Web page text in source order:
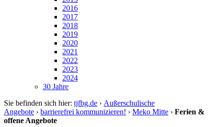
2016
2017
2018
2019
2020
2021
2022
2023
2024
30 Jahre
Sie befinden sich hier: tjfbg.de › Außerschulische
Angebote › barrierefrei kommunizieren! › Meko Mitte › Ferien &
offene Angebote